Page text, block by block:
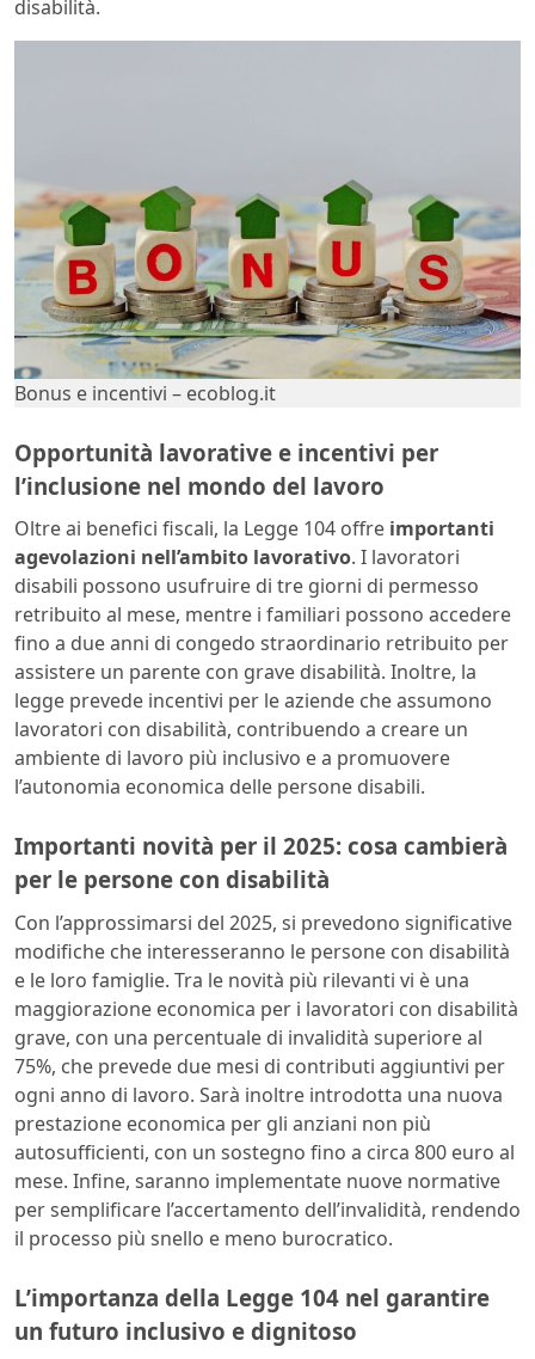
disabilità.
Bonus e incentivi – ecoblog.it
Opportunità lavorative e incentivi per
l’inclusione nel mondo del lavoro
Oltre ai benefici fiscali, la Legge 104 offre importanti
agevolazioni nell’ambito lavorativo. I lavoratori
disabili possono usufruire di tre giorni di permesso
retribuito al mese, mentre i familiari possono accedere
fino a due anni di congedo straordinario retribuito per
assistere un parente con grave disabilità. Inoltre, la
legge prevede incentivi per le aziende che assumono
lavoratori con disabilità, contribuendo a creare un
ambiente di lavoro più inclusivo e a promuovere
l’autonomia economica delle persone disabili.
Importanti novità per il 2025: cosa cambierà
per le persone con disabilità
Con l’approssimarsi del 2025, si prevedono significative
modifiche che interesseranno le persone con disabilità
e le loro famiglie. Tra le novità più rilevanti vi è una
maggiorazione economica per i lavoratori con disabilità
grave, con una percentuale di invalidità superiore al
75%, che prevede due mesi di contributi aggiuntivi per
ogni anno di lavoro. Sarà inoltre introdotta una nuova
prestazione economica per gli anziani non più
autosufficienti, con un sostegno fino a circa 800 euro al
mese. Infine, saranno implementate nuove normative
per semplificare l’accertamento dell’invalidità, rendendo
il processo più snello e meno burocratico.
L’importanza della Legge 104 nel garantire
un futuro inclusivo e dignitoso